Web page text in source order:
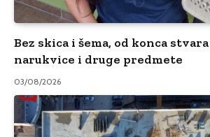
Bez skica i šema, od konca
narukvice i druge predmete
03/08/2026